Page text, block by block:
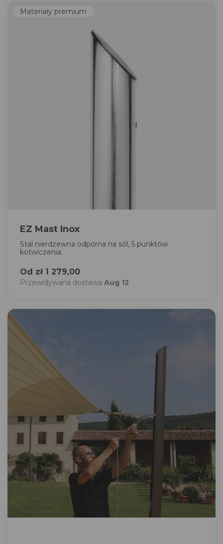
Materiały premium
EZ Mast Inox
Stal nierdzewna odporna na sól, 5 punktów
kotwiczenia.
Od zł 1 279,00
Przewidywana dostawa Aug 12